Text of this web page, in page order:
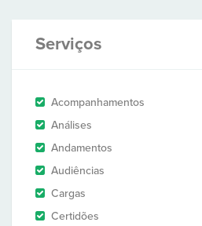
Serviços
Acompanhamentos
Análises
Andamentos
Audiências
Cargas
Certidões